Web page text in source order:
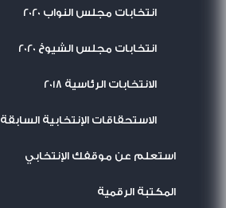
انتخابات مجلس النواب 2020
انتخابات مجلس الشيوخ 2020
الانتخابات الرئاسية 2018
الاستحقاقات الإنتخابية السابقة
استعلم عن موقفك الإنتخابي
المكتبة الرقمية